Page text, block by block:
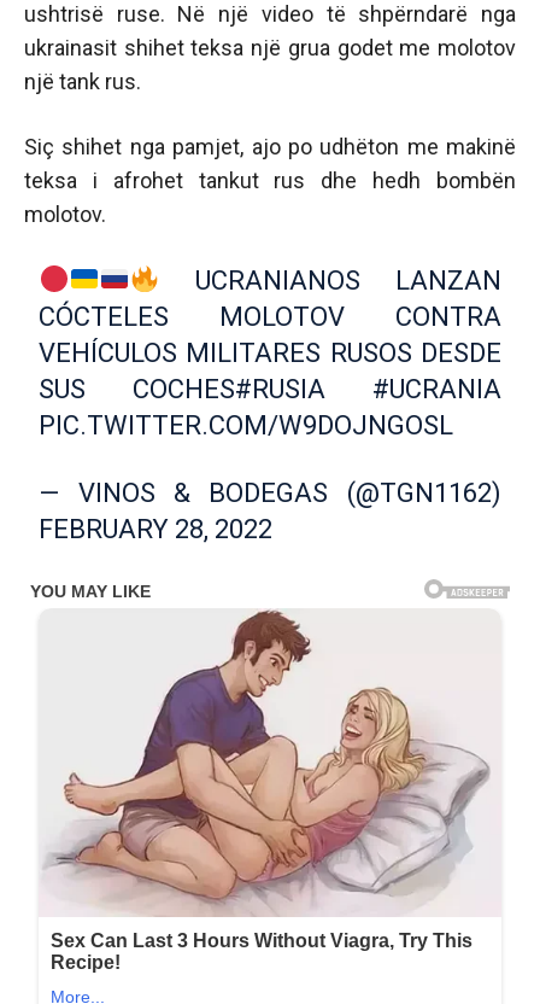
ushtrisë ruse. Në një video të shpërndarë nga
ukrainasit shihet teksa një grua godet me molotov
një tank rus.
Siç shihet nga pamjet, ajo po udhëton me makinë
teksa i afrohet tankut rus dhe hedh bombën
molotov.
UCRANIANOS LANZAN
CÓCTELES MOLOTOV CONTRA
VEHÍCULOS MILITARES RUSOS DESDE
SUS COCHES#RUSIA
#UCRANIA
PIC.TWITTER.COM/W9DOJNGOSL
— VINOS & BODEGAS (@TGN1162)
FEBRUARY 28, 2022